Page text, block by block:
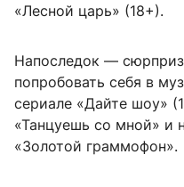
«Лесной царь» (18+).
Напоследок —
попробовать себя в
сериале «Дайте шоу»
«Танцуешь со мной» и
«Золотой граммофон».